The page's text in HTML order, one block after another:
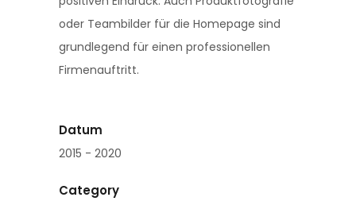
oder Teambilder für die Homepage sind
grundlegend für einen professionellen
Firmenauftritt.
Datum
2015 - 2020
Category